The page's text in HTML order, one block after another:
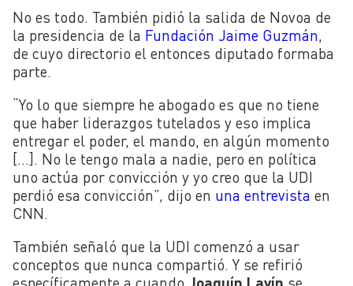
No es todo. También pidió la salida de Novoa de
la presidencia de la Fundación Jaime Guzmán
de cuyo directorio el entonces diputado formaba
parte.
“Yo lo que siempre he abogado es que no tiene
que haber liderazgos tutelados y eso implica
entregar el poder, el mando, en algún momento
[…]. No le tengo mala a nadie, pero en política
uno actúa por convicción y yo creo que la UDI
perdió esa convicción”, dijo en una entrevista en
CNN.
También señaló que la UDI comenzó a usar
conceptos que nunca compartió. Y se refirió